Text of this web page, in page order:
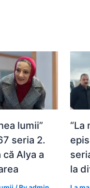
lumii”
seria 2.
că Alya a
“La
la